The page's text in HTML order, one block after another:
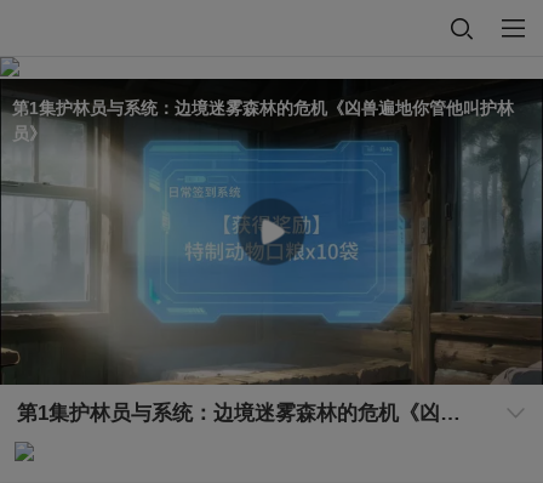
第1集护林员与系统：边境迷雾森林的危机《凶兽遍地你管他叫护林
员》
第1集护林员与系统：边境迷雾森林的危机《凶兽遍地你管他叫护林员》